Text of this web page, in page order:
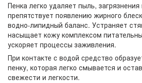
Пенка легко удаляет пыль,
препятствует появлению жирного
водно-липидный баланс. Устраняет
насыщает кожу комплексом
ускоряет процессы заживления.
При контакте с водой средство
пенку, которая легко смывается и
свежести и легкости.